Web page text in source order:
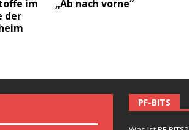
im
der
„Ab nach vorne“
PF-BITS